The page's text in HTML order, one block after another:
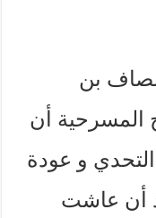
بن
المسرحية أن
و عودة
أن عاشت